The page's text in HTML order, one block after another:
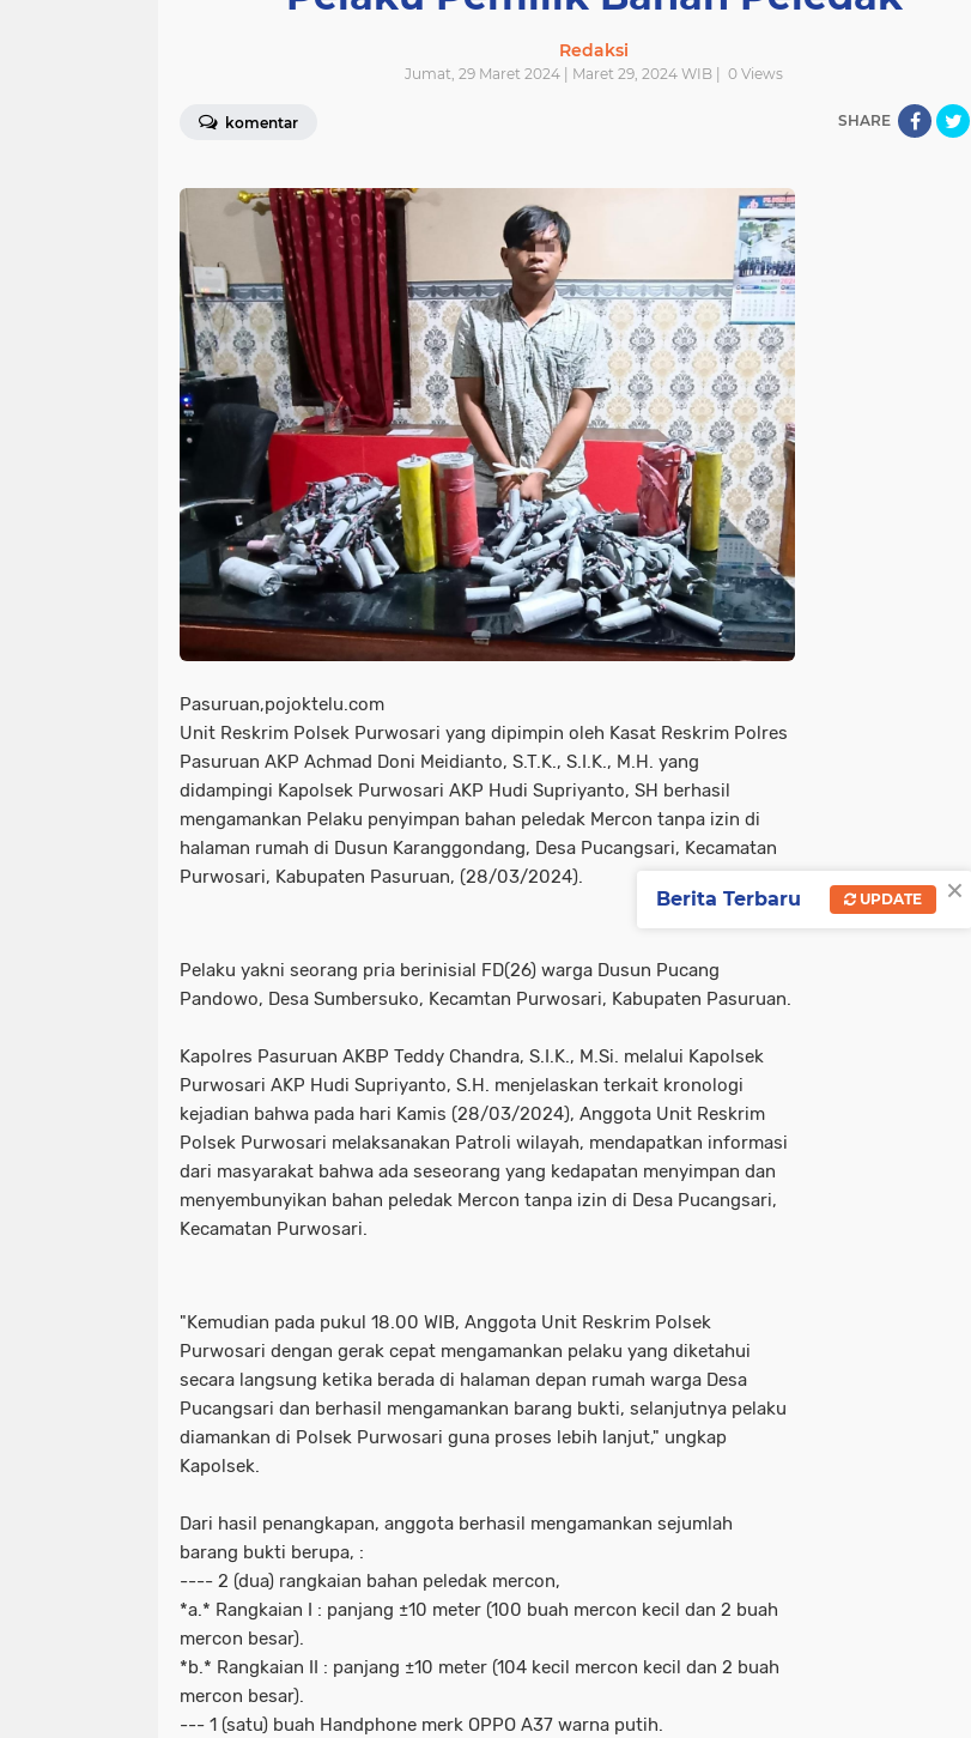
Redaksi
Jumat, 29 Maret 2024 | Maret 29, 2024 WIB | 0 Views
komentar SHARE
Pasuruan,pojoktelu.com
Unit Reskrim Polsek Purwosari yang dipimpin oleh Kasat Reskrim Polres
Pasuruan AKP Achmad Doni Meidianto, S.T.K., S.I.K., M.H. yang
didampingi Kapolsek Purwosari AKP Hudi Supriyanto, SH berhasil
mengamankan Pelaku penyimpan bahan peledak Mercon tanpa izin di
halaman rumah di Dusun Karanggondang, Desa Pucangsari, Kecamatan
Purwosari, Kabupaten Pasuruan, (28/03/2024).
Pelaku yakni seorang pria berinisial FD(26) warga Dusun Pucang
Pandowo, Desa Sumbersuko, Kecamtan Purwosari, Kabupaten Pasuruan.
Kapolres Pasuruan AKBP Teddy Chandra, S.I.K., M.Si. melalui Kapolsek
Purwosari AKP Hudi Supriyanto, S.H. menjelaskan terkait kronologi
kejadian bahwa pada hari Kamis (28/03/2024), Anggota Unit Reskrim
Polsek Purwosari melaksanakan Patroli wilayah, mendapatkan informasi
dari masyarakat bahwa ada seseorang yang kedapatan menyimpan dan
menyembunyikan bahan peledak Mercon tanpa izin di Desa Pucangsari,
Kecamatan Purwosari.
"Kemudian pada pukul 18.00 WIB, Anggota Unit Reskrim Polsek
Purwosari dengan gerak cepat mengamankan pelaku yang diketahui
secara langsung ketika berada di halaman depan rumah warga Desa
Pucangsari dan berhasil mengamankan barang bukti, selanjutnya pelaku
diamankan di Polsek Purwosari guna proses lebih lanjut," ungkap
Kapolsek.
Dari hasil penangkapan, anggota berhasil mengamankan sejumlah
barang bukti berupa, :
---- 2 (dua) rangkaian bahan peledak mercon,
*a.* Rangkaian I : panjang ±10 meter (100 buah mercon kecil dan 2 buah
mercon besar).
*b.* Rangkaian II : panjang ±10 meter (104 kecil mercon kecil dan 2 buah
mercon besar).
--- 1 (satu) buah Handphone merk OPPO A37 warna putih.
×
Berita Terbaru UPDATE